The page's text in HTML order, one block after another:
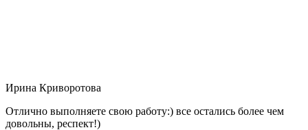
Ирина Криворотова
Отлично выполняете свою работу:) все остались более чем
довольны, респект!)